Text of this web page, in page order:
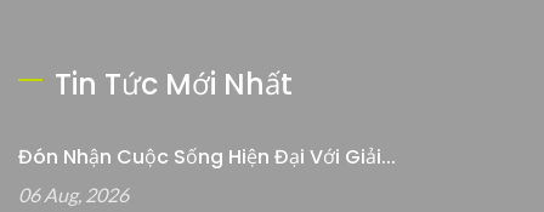
Tin Tức Mới Nhất
Đón Nhận Cuộc Sống Hiện Đại Với Giải...
06 Aug, 2026